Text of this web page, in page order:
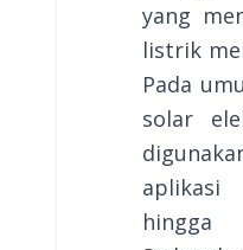
yang
listrik
Pada
solar
hingga